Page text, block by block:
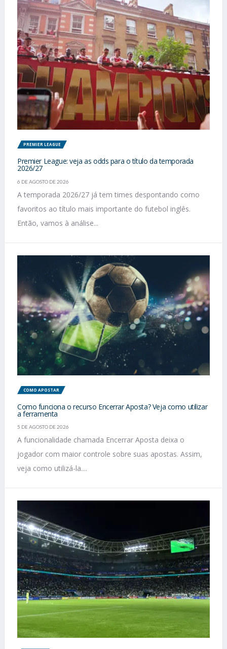
PREMIER LEAGUE
Premier League: veja as odds para o título da temporada
2026/27
6 DE AGOSTO DE 2026
A temporada 2026/27 já tem times despontando como
favoritos ao título mais importante do futebol inglês.
Então, vamos à análise...
COMO APOSTAR
Como funciona o recurso Encerrar Aposta? Veja como utilizar
a ferramenta
5 DE AGOSTO DE 2026
A funcionalidade chamada Encerrar Aposta deixa o
jogador com maior controle sobre suas apostas. Assim,
veja como utilizá-la....